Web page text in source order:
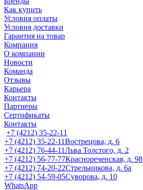
Как купить
Условия оплаты
Условия доставки
Гарантия на товар
Компания
О компании
Новости
Команда
Отзывы
Карьера
Контакты
Партнеры
Сертификаты
Контакты
+7 (4212) 35-22-11
+7 (4212) 35-22-11Вострецова, д. 6
+7 (4212) 76-44-11Льва Толстого, д. 2
+7 (4212) 56-77-77Краснореченская, д. 98
+7 (4212) 74-20-22Стрельникова, д. 6а
+7 (4212) 54-59-05Суворова, д. 10
WhatsApp